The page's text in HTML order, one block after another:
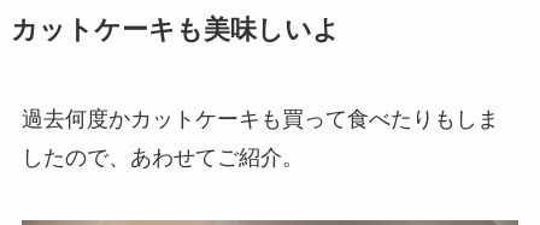
カットケーキも美味しいよ
過去何度かカットケーキも買って食べたりもしま
したので、あわせてご紹介。